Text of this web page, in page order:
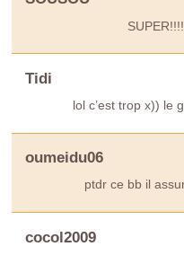
Tidi
lol c’est trop x)) le
oumeidu06
ptdr ce bb il
cocol2009